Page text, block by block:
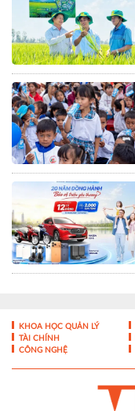
KHOA HỌC QUẢN LÝ
TÀI CHÍNH
CÔNG NGHỆ